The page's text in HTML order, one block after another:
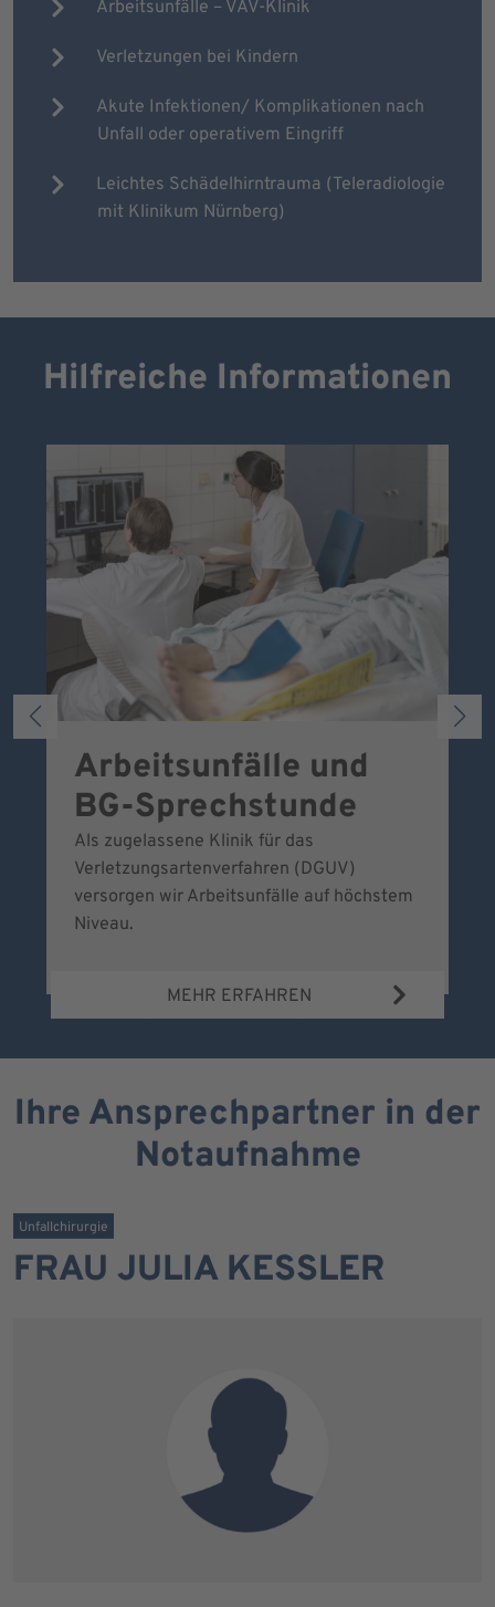
Arbeitsunfälle – VAV-Klinik
Verletzungen bei Kindern
Akute Infektionen/ Komplikationen nach
Unfall oder operativem Eingriff
Leichtes Schädelhirntrauma (Teleradiologie
mit Klinikum Nürnberg)
Hilfreiche Informationen
Arbeitsunfälle und
BG-Sprechstunde
Als zugelassene Klinik für das
Verletzungsartenverfahren (DGUV)
versorgen wir Arbeitsunfälle auf höchstem
Niveau.
MEHR ERFAHREN
Ihre Ansprechpartner in der
Notaufnahme
Unfallchirurgie
FRAU JULIA KESSLER